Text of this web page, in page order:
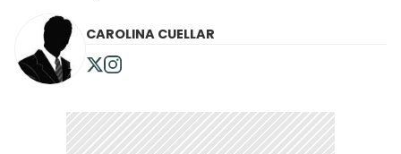
CAROLINA CUELLAR